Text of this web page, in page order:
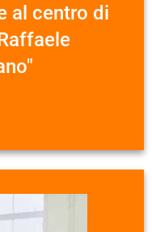
al centro di